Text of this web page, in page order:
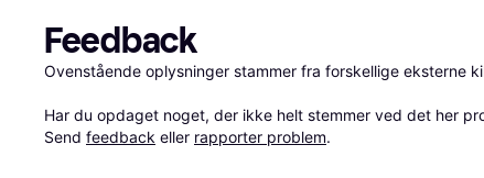
Feedback
Ovenstående oplysninger stammer fra forskellige eksterne
Har du opdaget noget, der ikke helt stemmer ved det her
Send feedback eller rapporter problem.